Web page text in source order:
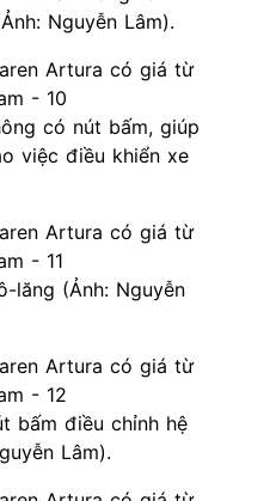
Nguyễn Lâm).
có nút bấm, giúp
việc điều khiển xe
lăng (Ảnh: Nguyễn
bấm điều chỉnh hệ
Lâm).